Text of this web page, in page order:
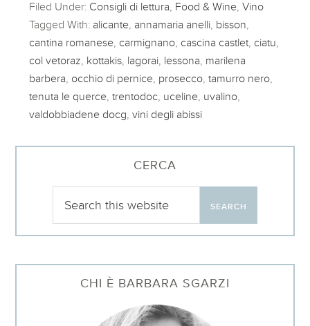
Filed Under: Consigli di lettura Food & Wine ,Vino
Tagged With: alicante annamaria anelli bisson
cantina romanese carmignano cascina castlet ciatu
col vetoraz kottakis lagorai lessona marilena
barbera occhio di pernice prosecco ,tamurro nero
tenuta le querce ,trentodoc uceline uvalino
valdobbiadene docg ,vini degli abissi
CERCA
CHI È BARBARA SGARZI